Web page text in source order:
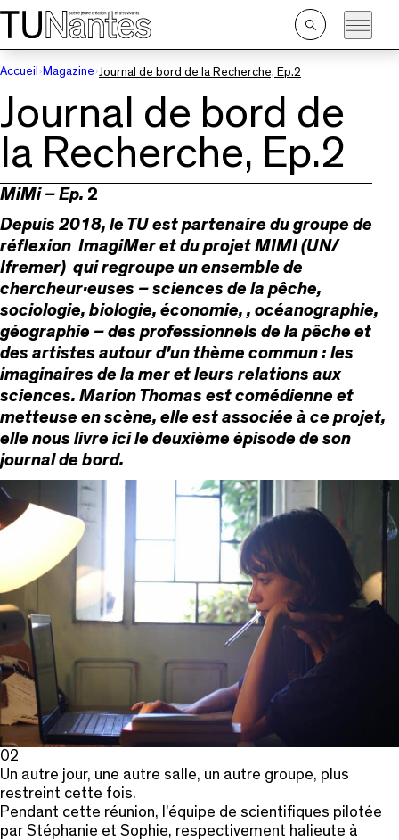
Passer directement à la navigation
Passer directement au contenu principal
Ouvrir
la
Accueil
Magazine Journal de bord de la Recherche, Ep.2
Journal de bord de
la Recherche, Ep.2
MiMi – Ep. 2
Depuis 2018, le TU est partenaire du groupe de
réflexion ImagiMer et du projet MIMI (UN/
Ifremer) qui regroupe un ensemble de
chercheur·euses – sciences de la pêche,
sociologie, biologie, économie, , océanographie,
géographie – des professionnels de la pêche et
des artistes autour d’un thème commun : les
imaginaires de la mer et leurs relations aux
sciences. Marion Thomas est comédienne et
metteuse en scène, elle est associée à ce projet,
elle nous livre ici le deuxième épisode de son
journal de bord.
02
Un autre jour, une autre salle, un autre groupe, plus
restreint cette fois.
Pendant cette réunion, l’équipe de scientifiques pilotée
par Stéphanie et Sophie, respectivement halieute à